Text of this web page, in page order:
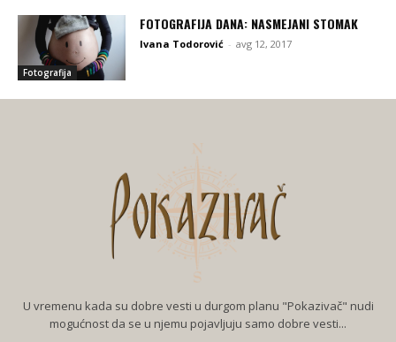
Fotografija
FOTOGRAFIJA DANA: NASMEJANI STOMAK
Ivana Todorović - avg 12, 2017
U vremenu kada su dobre vesti u durgom planu "Pokazivač" nudi
mogućnost da se u njemu pojavljuju samo dobre vesti...